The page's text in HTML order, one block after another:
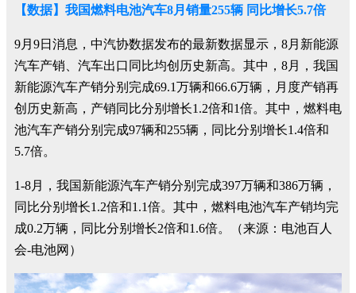
【数据】我国燃料电池汽车8月销量255辆 同比增长5.7倍
9月9日消息，中汽协数据发布的最新数据显示，8月新能源
汽车产销、汽车出口同比均创历史新高。其中，8月，我国
新能源汽车产销分别完成69.1万辆和66.6万辆，月度产销再
创历史新高，产销同比分别增长1.2倍和1倍。其中，燃料电
池汽车产销分别完成97辆和255辆，同比分别增长1.4倍和
5.7倍。
1-8月，我国新能源汽车产销分别完成397万辆和386万辆，
同比分别增长1.2倍和1.1倍。其中，燃料电池汽车产销均完
成0.2万辆，同比分别增长2倍和1.6倍。（来源：电池百人
会-电池网）